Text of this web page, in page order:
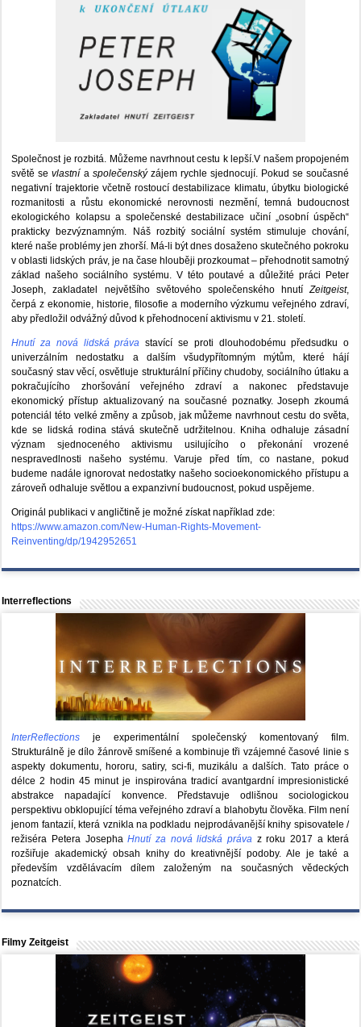
Společnost je rozbitá. Můžeme navrhnout cestu k lepší.V našem propojeném
světě sevlastní a společenskýzájem rychle sjednocují. Pokud se současné
negativní trajektorie včetně rostoucí destabilizace klimatu, úbytku biologické
rozmanitosti a růstu ekonomické nerovnosti nezmění, temná budoucnost
ekologického kolapsu a společenské destabilizace učiní „osobní úspěch“
prakticky bezvýznamným. Náš rozbitý sociální systém stimuluje chování,
které naše problémy jen zhorší. Má-li být dnes dosaženo skutečného pokroku
v oblasti lidských práv, je na čase hlouběji prozkoumat – přehodnotit samotný
základ našeho sociálního systému. V této poutavé a důležité práci Peter
Joseph, zakladatel největšího světového společenského hnutíZeitgeist,
čerpá z ekonomie, historie, filosofie a moderního výzkumu veřejného zdraví,
aby předložil odvážný důvod k přehodnocení aktivismu v 21. století.
Hnutí za nová lidská práva stavící se proti dlouhodobému předsudku o
univerzálním nedostatku a dalším všudypřítomným mýtům, které hájí
současný stav věcí, osvětluje strukturální příčiny chudoby, sociálního útlaku a
pokračujícího zhoršování veřejného zdraví a nakonec představuje
ekonomický přístup aktualizovaný na současné poznatky. Joseph zkoumá
potenciál této velké změny a způsob, jak můžeme navrhnout cestu do světa,
kde se lidská rodina stává skutečně udržitelnou. Kniha odhaluje zásadní
význam sjednoceného aktivismu usilujícího o překonání vrozené
nespravedlnosti našeho systému. Varuje před tím, co nastane, pokud
budeme nadále ignorovat nedostatky našeho socioekonomického přístupu a
zároveň odhaluje světlou a expanzivní budoucnost, pokud uspějeme.
Originál publikaci v angličtině je možné získat například zde:
https://www.amazon.com/New-Human-Rights-Movement-
Reinventing/dp/1942952651
Interreflections
InterReflections je experimentální společenský komentovaný film.
Strukturálně je dílo žánrově smíšené a kombinuje tři vzájemné časové linie s
aspekty dokumentu, hororu, satiry, sci-fi, muzikálu a dalších. Tato práce o
délce 2 hodin 45 minut je inspirována tradicí avantgardní impresionistické
abstrakce napadající konvence. Představuje odlišnou sociologickou
perspektivu obklopující téma veřejného zdraví a blahobytu člověka. Film není
jenom fantazií, která vznikla na podkladu nejprodávanější knihy spisovatele /
režiséra Petera JosephaHnutí za nová lidská právaz roku 2017 a která
rozšiřuje akademický obsah knihy do kreativnější podoby. Ale je také a
především vzdělávacím dílem založeným na současných vědeckých
poznatcích.
Filmy Zeitgeist